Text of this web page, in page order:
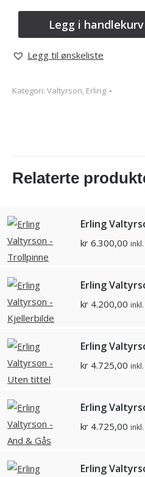
Legg i handlekurv
Legg til ønskeliste
Kategori: Valtyrson, Erling
Relaterte
Erling
kr 6.300,00
Erling
kr 4.200,00
Erling
kr 4.725,00
Erling
kr 4.725,00
Erling